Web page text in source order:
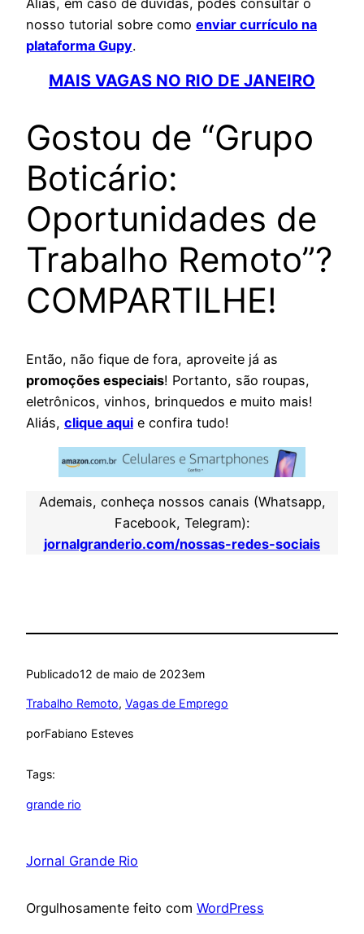
nosso tutorial sobre como enviar currículo na
plataforma Gupy.
MAIS VAGAS NO RIO DE JANEIRO
Gostou de “Grupo
Boticário:
Oportunidades de
Trabalho Remoto”?
COMPARTILHE!
Então, não fique de fora, aproveite já as
promoções especiais! Portanto, são roupas,
eletrônicos, vinhos, brinquedos e muito mais!
Aliás, clique aqui e confira tudo!
Ademais, conheça nossos canais (Whatsapp,
Facebook, Telegram):
jornalgranderio.com/nossas-redes-sociais
Publicado12 de maio de 2023em
Trabalho Remoto, Vagas de Emprego
porFabiano Esteves
Tags:
grande rio
Jornal Grande Rio
Orgulhosamente feito com WordPress